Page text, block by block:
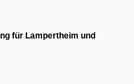
für Lampertheim und